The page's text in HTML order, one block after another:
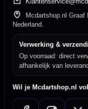
Mcdartshop.nl Graaf
Nederland.
Verwerking &
Op voorraad: direct
afhankelijk van
Wil je Mcdartshop.nl